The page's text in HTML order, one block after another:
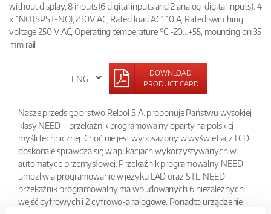
without display, 8 inputs (6 digital inputs and 2 analog-digital inputs). 4
x 1NO (SPST-NO), 230V AC, Rated load AC1 10 A, Rated switching
voltage 250 V AC, Operating temperature °C -20…+55, mounting on 35
mm rail
DOWNLOAD
PRODUCT CARD
Nasze przedsiębiorstwo Relpol S.A. proponuje Państwu wysokiej
klasy NEED – przekaźnik programowalny oparty na polskiej
myśli technicznej. Choć nie jest wyposażony w wyświetlacz LCD
doskonale sprawdza się w aplikacjach wykorzystywanych w
automatyce przemysłowej. Przekaźnik programowalny NEED
umożliwia programowanie w języku LAD oraz STL. NEED –
przekaźnik programowalny ma wbudowanych 6 niezależnych
wejść cyfrowych i 2 cyfrowo-analogowe. Ponadto urządzenie